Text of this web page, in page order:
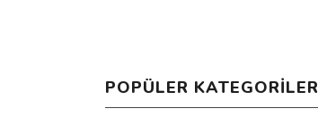
POPÜLER KATEGORILER